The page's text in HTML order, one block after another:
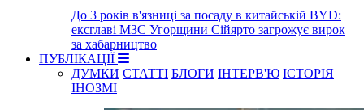
До 3 років в'язниці за посаду в китайській BYD:
ексглаві МЗС Угорщини Сійярто загрожує вирок
за хабарництво
ПУБЛІКАЦІЇ
ДУМКИ СТАТТІ БЛОГИ ІНТЕРВ'Ю ІСТОРІЯ
ІНОЗМІ